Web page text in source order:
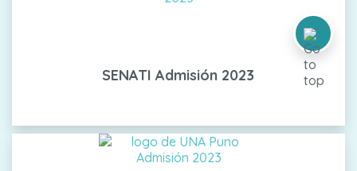
SENATI Admisión 2023